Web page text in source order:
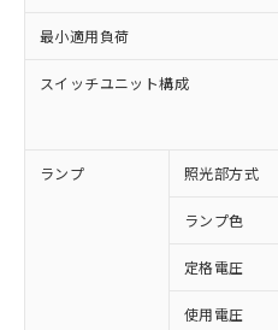
最小適用負荷
スイッチユニット構成
ランプ 照光部方式
ランプ色
定格電圧
使用電圧